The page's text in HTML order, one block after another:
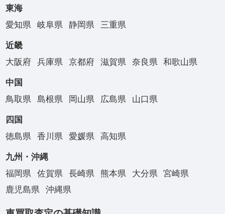
東海
愛知県
岐阜県 静岡県 三重県
近畿
大阪府
兵庫県 京都府 滋賀県 奈良県 和歌山県
中国
鳥取県
島根県 岡山県 広島県 山口県
四国
徳島県
香川県 愛媛県 高知県
九州・沖縄
福岡県
佐賀県 長崎県 熊本県 大分県
宮崎県
鹿児島県
沖縄県